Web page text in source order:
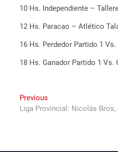
10 Hs. Independiente –
12 Hs. Paracao – Atlético
16 Hs. Perdedor Partido 1
18 Hs. Ganador Partido 1 Vs.
Navegación
de
Previous
post:
Liga Provincial: Nicolás